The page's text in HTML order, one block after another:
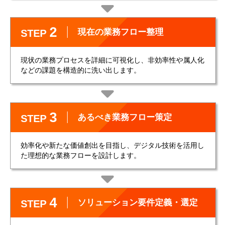
STEP 2 現在の業務フロー整理
現状の業務プロセスを詳細に可視化し、非効率性や属人化
などの課題を構造的に洗い出します。
STEP 3 あるべき業務フロー策定
効率化や新たな価値創出を目指し、デジタル技術を活用し
た理想的な業務フローを設計します。
STEP 4 ソリューション要件定義・選定